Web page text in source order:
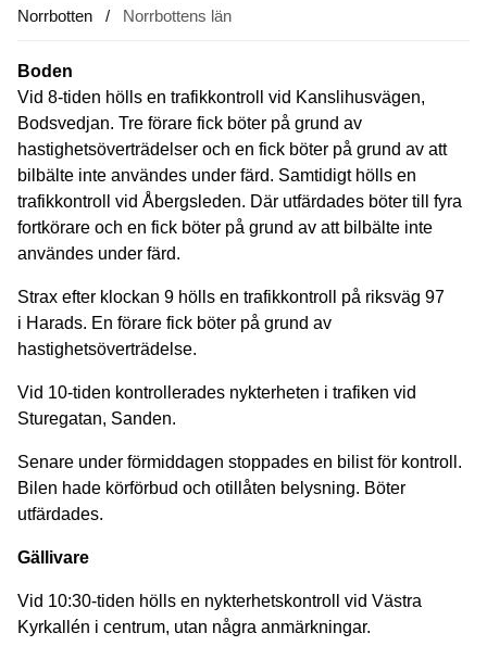
Norrbotten Norrbottens län
Boden
Vid 8-tiden hölls en trafikkontroll vid Kanslihusvägen,
Bodsvedjan. Tre förare fick böter på grund av
hastighetsöverträdelser och en fick böter på grund av att
bilbälte inte användes under färd. Samtidigt hölls en
trafikkontroll vid Åbergsleden. Där utfärdades böter till fyra
fortkörare och en fick böter på grund av att bilbälte inte
användes under färd.
Strax efter klockan 9 hölls en trafikkontroll på riksväg 97
i Harads. En förare fick böter på grund av
hastighetsöverträdelse.
Vid 10-tiden kontrollerades nykterheten i trafiken vid
Sturegatan, Sanden.
Senare under förmiddagen stoppades en bilist för kontroll.
Bilen hade körförbud och otillåten belysning. Böter
utfärdades.
Gällivare
Vid 10:30-tiden hölls en nykterhetskontroll vid Västra
Kyrkallén i centrum, utan några anmärkningar.